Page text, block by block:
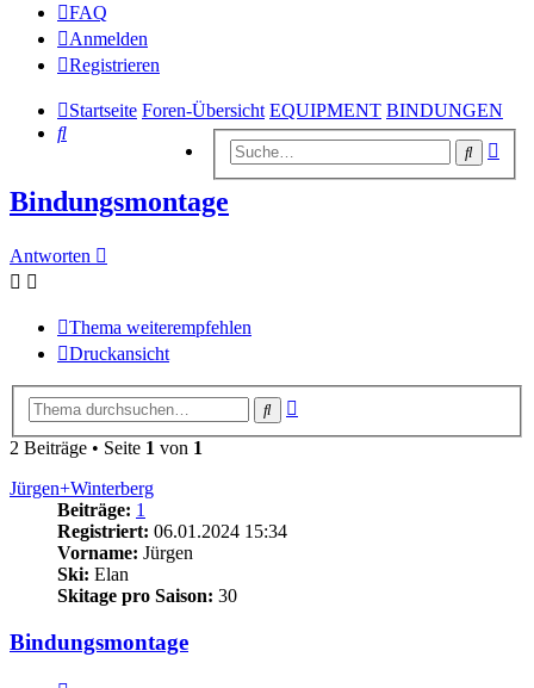
FAQ
Anmelden
Registrieren
Startseite Foren-Übersicht EQUIPMENT BINDUNGEN
Suche
Suche
Bindungsmontage
Antworten
Thema weiterempfehlen
Druckansicht
Suche
2 Beiträge • Seite 1 von 1
Jürgen+Winterberg
Beiträge: 1
Registriert: 06.01.2024 15:34
Vorname: Jürgen
Ski: Elan
Skitage pro Saison: 30
Bindungsmontage